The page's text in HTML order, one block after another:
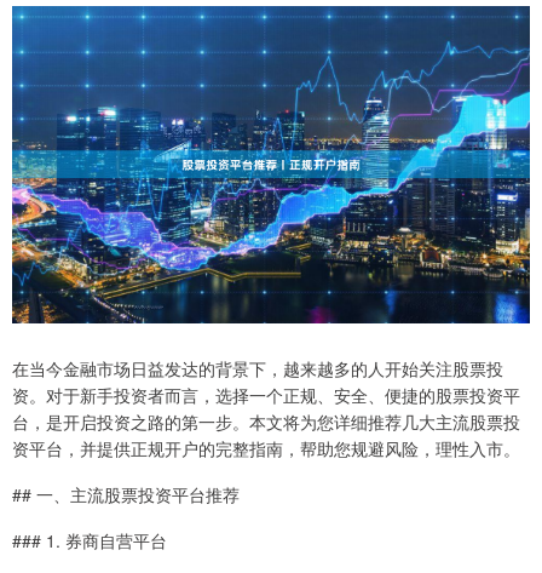
在当今金融市场日益发达的背景下，越来越多的人开始关注股票投
资。对于新手投资者而言，选择一个正规、安全、便捷的股票投资平
台，是开启投资之路的第一步。本文将为您详细推荐几大主流股票投
资平台，并提供正规开户的完整指南，帮助您规避风险，理性入市。
## 一、主流股票投资平台推荐
### 1. 券商自营平台